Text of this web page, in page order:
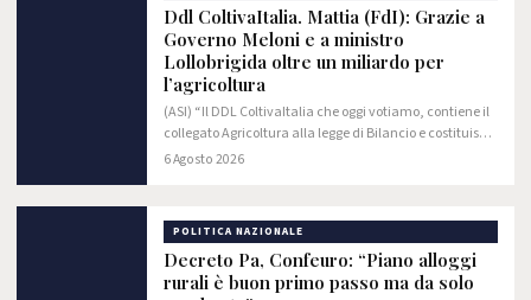
Ddl ColtivaItalia. Mattia (FdI): Grazie a
Governo Meloni e a ministro
Lollobrigida oltre un miliardo per
l’agricoltura
(ASI) “Il DDL ColtivaItalia che oggi votiamo, contiene il
collegato Agricoltura alla legge di Bilancio e costituisce
il piano triennale del Governo Meloni per consolidare il
6 Agosto 2026
POLITICA NAZIONALE
Decreto Pa, Confeuro: “Piano alloggi
rurali è buon primo passo ma da solo